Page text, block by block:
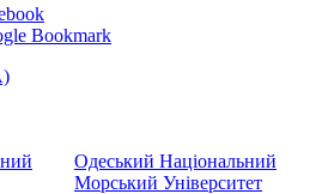
Bookmark
Одеський Національний
Морський Університет